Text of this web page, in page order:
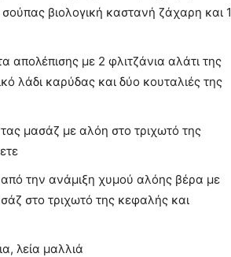
βιολογική καστανή ζάχαρη και 1
απολέπισης με 2 φλιτζάνια αλάτι της
λάδι καρύδας και δύο κουταλιές της
μασάζ με αλόη στο τριχωτό της
από την ανάμιξη χυμού αλόης βέρα με
στο τριχωτό της κεφαλής και
λεία μαλλιά